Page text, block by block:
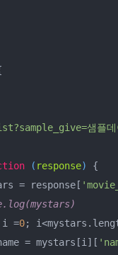
샘플데
( response) {
= response[
i =0;
= mystars[i][